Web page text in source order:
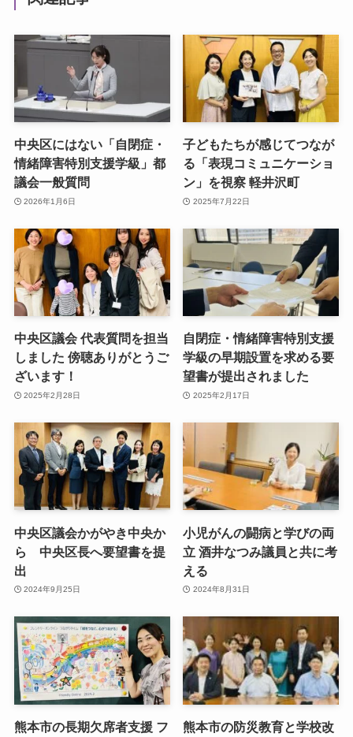
中央区にはない「自閉症・
情緒障害特別支援学級」都
議会一般質問
2026年1月6日
子どもたちが感じてつなが
る「表現コミュニケーショ
ン」を視察 軽井沢町
2025年7月22日
中央区議会 代表質問を担当
しました 傍聴ありがとうご
ざいます！
2025年2月28日
自閉症・情緒障害特別支援
学級の早期設置を求める要
望書が提出されました
2025年2月17日
中央区議会かがやき中央か
ら 中央区長へ要望書を提
出
2024年9月25日
小児がんの闘病と学びの両
立 酒井なつみ議員と共に考
える
2024年8月31日
熊本市の長期欠席者支援 フ
熊本市の防災教育と学校改